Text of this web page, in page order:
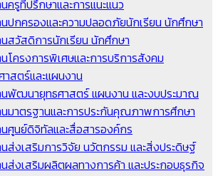
ครูที่ปรึกษาและการแนะแนว
ปกครองและความปลอดภัยนักเรียน นักศึกษา
สวัสดิการนักเรียน นักศึกษา
โครงการพิเศษและการบริการสังคม
สตร์และแผนงาน
พัฒนายุทธศาสตร์ แผนงาน และงบประมาณ
มาตรฐานและการประกันคุณภาพการศึกษา
ศูนย์ดิจิทัลและสื่อสารองค์กร
ส่งเสริมการวิจัย นวัตกรรม และสิ่งประดิษฐ์
ส่งเสริมผลิตผลทางการค้า และประกอบธุรกิจ